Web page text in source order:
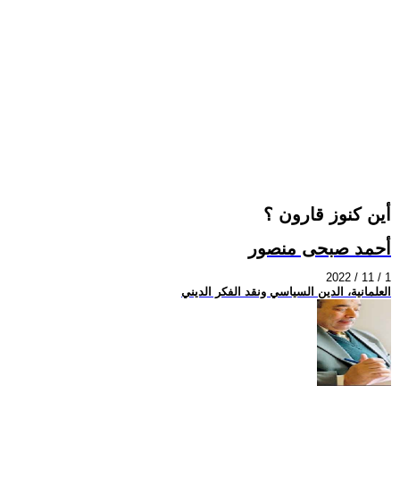
أين كنوز قارون ؟
أحمد صبحى منصور
2022 / 11 / 1
العلمانية، الدين السياسي ونقد الفكر الديني